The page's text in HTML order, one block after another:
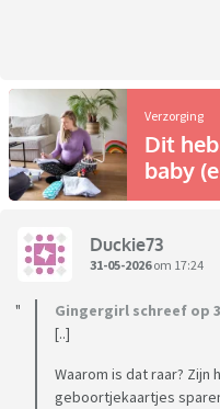
Verzorging
Dit
baby
Duckie73
31-05-2026om 17:24
Gingergirl schreef op
[..]
Waarom is dat raar? Zijn
geboortjekaartjes